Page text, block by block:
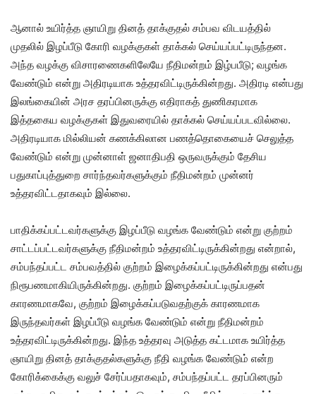
ஆனால் உயிர்த்த ஞாயிறு தினத் தாக்குதல் சம்பவ விடயத்தில்
முதலில் இழப்பீடு கோரி வழக்குகள் தாக்கல் செய்யப்பட்டிருந்தன.
அந்த வழக்கு விசாரணைகளிலேயே நீதிமன்றம் இழ்பபீடு; வழங்க
வேண்டும் என்று அதிரடியாக உத்தரவிட்டிருக்கின்றது. அதிரடி என்பது
இலங்கையின் அரச தரப்பினருக்கு எதிராகத் துணிகரமாக
இத்தகைய வழக்குகள் இதுவரையில் தாக்கல் செய்யப்படவில்லை.
அதிரடியாக மில்லியன் கணக்கிலான பணத்தொகையைச் செலுத்த
வேண்டும் என்று முன்னாள் ஜனாதிபதி ஒருவருக்கும் தேசிய
பதுகாப்புத்துறை சார்ந்தவர்களுக்கும் நீதிமன்றம் முன்னர்
உத்தரவிட்டதாகவும் இல்லை.
பாதிக்கப்பட்டவர்களுக்கு இழப்பீடு வழங்க வேண்டும் என்று குற்றம்
சாட்டப்பட்டவர்களுக்கு நீதிமன்றம் உத்தரவிட்டிருக்கின்றது என்றால்,
சம்பந்தப்பட்ட சம்பவத்தில் குற்றம் இழைக்கப்பட்டிருக்கின்றது என்பது
நிரூபணமாகியிருக்கின்றது. குற்றம் இழைக்கப்பட்டிருப்பதன்
காரணமாகவே, குற்றம் இழைக்கப்படுவதற்குக் காரணமாக
இருந்தவர்கள் இழப்பீடு வழங்க வேண்டும் என்று நீதிமன்றம்
உத்தரவிட்டிருக்கின்றது. இந்த உத்தரவு அடுத்த கட்டமாக உயிர்த்த
ஞாயிறு தினத் தாக்குதல்களுக்கு நீதி வழங்க வேண்டும் என்ற
கோரிக்கைக்கு வலுச் சேர்ப்பதாகவும், சம்பந்தப்பட்ட தரப்பினரும்